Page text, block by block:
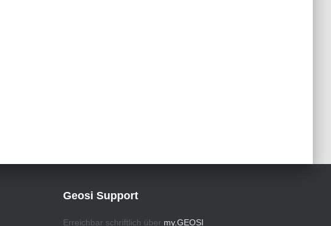
Geosi Support
Erreichbar schriftlich über my.GEOSI